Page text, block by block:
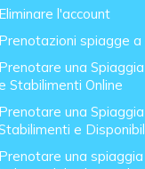
l'account
spiagge a
una
Stabilimenti Online
una
e
una